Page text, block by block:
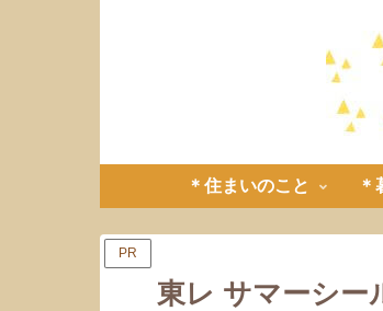
＊住まいのこと ＊
PR
東レ サマーシー